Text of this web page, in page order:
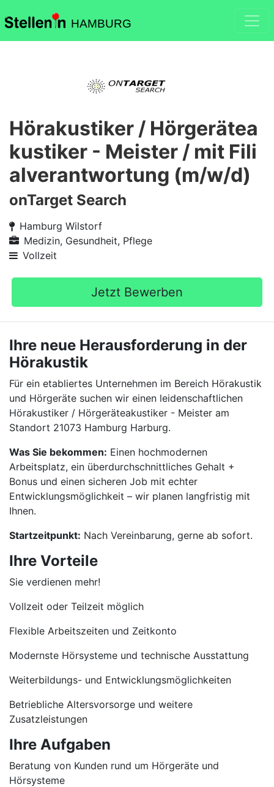
HAMBURG
Hörakustiker / Hörgerätea
kustiker - Meister / mit Fili
alverantwortung (m/w/d)
onTarget Search
Hamburg Wilstorf
Medizin, Gesundheit, Pflege
Vollzeit
Jetzt Bewerben
Ihre neue Herausforderung in der
Hörakustik
Für ein etabliertes Unternehmen im Bereich Hörakustik
und Hörgeräte suchen wir einen leidenschaftlichen
Hörakustiker / Hörgeräteakustiker - Meister am
Standort 21073 Hamburg Harburg.
Was Sie bekommen: Einen hochmodernen
Arbeitsplatz, ein überdurchschnittliches Gehalt +
Bonus und einen sicheren Job mit echter
Entwicklungsmöglichkeit – wir planen langfristig mit
Ihnen.
Startzeitpunkt: Nach Vereinbarung, gerne ab sofort.
Ihre Vorteile
Sie verdienen mehr!
Vollzeit oder Teilzeit möglich
Flexible Arbeitszeiten und Zeitkonto
Modernste Hörsysteme und technische Ausstattung
Weiterbildungs- und Entwicklungsmöglichkeiten
Betriebliche Altersvorsorge und weitere
Zusatzleistungen
Ihre Aufgaben
Beratung von Kunden rund um Hörgeräte und
Hörsysteme